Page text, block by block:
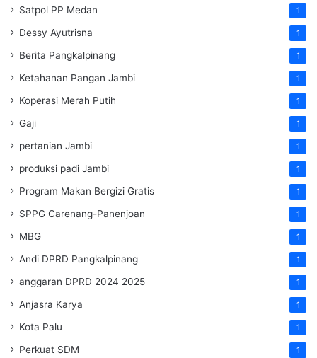
Satpol PP Medan 1
Dessy Ayutrisna 1
Berita Pangkalpinang 1
Ketahanan Pangan Jambi 1
Koperasi Merah Putih 1
Gaji 1
pertanian Jambi 1
produksi padi Jambi 1
Program Makan Bergizi Gratis 1
SPPG Carenang-Panenjoan 1
MBG 1
Andi DPRD Pangkalpinang 1
anggaran DPRD 2024 2025 1
Anjasra Karya 1
Kota Palu 1
Perkuat SDM 1